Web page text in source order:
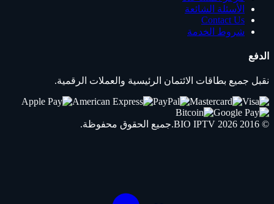
الأسئلة الشائعة
Contact Us
شروط الخدمة
الدفع
نقبل جميع بطاقات الائتمان الرئيسية والعملات الرقمية.
© 2016 2026
BIO IPTV .جميع الحقوق محفوظة.